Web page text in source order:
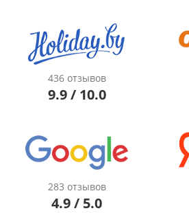
436 отзывов
9.9 / 10.0
283 отзывов
4.9 / 5.0